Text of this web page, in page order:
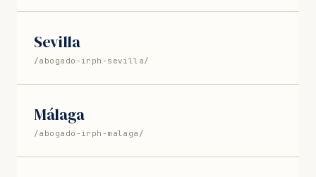
Sevilla
/abogado-irph-sevilla/
Málaga
/abogado-irph-malaga/